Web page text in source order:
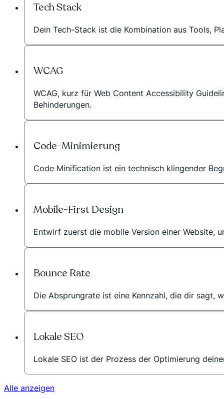
Tech Stack
Dein Tech-Stack ist die Kombination aus Tools,
WCAG
WCAG, kurz für Web Content Accessibility
Behinderungen.
Code-Minimierung
Code Minification ist ein technisch klingender
Mobile-First Design
Entwirf zuerst die mobile Version einer Website,
Bounce Rate
Die Absprungrate ist eine Kennzahl, die dir sagt,
Lokale SEO
Lokale SEO ist der Prozess der Optimierung
Alle anzeigen